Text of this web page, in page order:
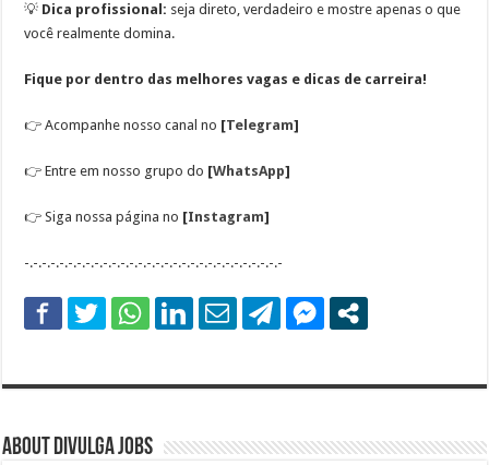
💡 Dica profissional: seja direto, verdadeiro e mostre apenas o que
você realmente domina.
Fique por dentro das melhores vagas e dicas de carreira!
👉 Acompanhe nosso canal no [Telegram]
👉 Entre em nosso grupo do [WhatsApp]
👉 Siga nossa página no [Instagram]
-.-.-.-.-.-.-.-.-.-.-.-.-.-.-.-.-.-.-.-.-.-.-.-.-.-.-.-.-.-
About DIVULGA JOBS